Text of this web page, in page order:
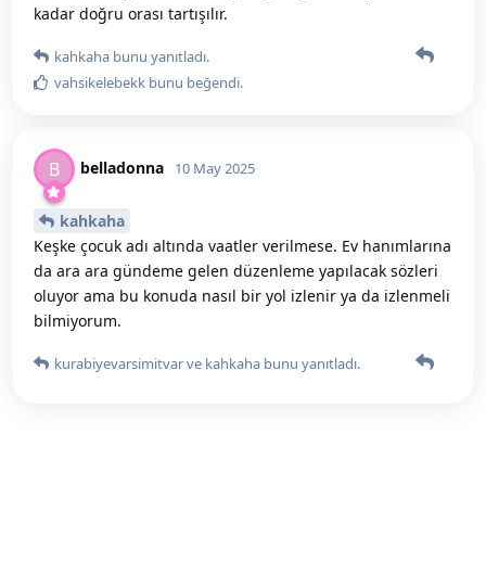
kadar doğru orası tartışılır.
kahkaha bunu yanıtladı.
vahsikelebekk bunu beğendi.
B belladonna 10 May 2025
kahkaha
Keşke çocuk adı altında vaatler verilmese. Ev hanımlarına
da ara ara gündeme gelen düzenleme yapılacak sözleri
oluyor ama bu konuda nasıl bir yol izlenir ya da izlenmeli
bilmiyorum.
kurabiyevarsimitvarve kahkaha bunu yanıtladı.